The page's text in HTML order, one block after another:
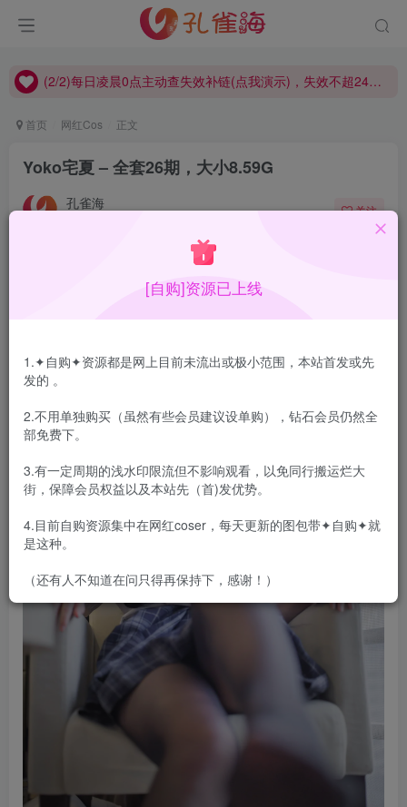
(2/2)每日凌晨0点主动查失效补链(点我演示)，失效不超24小时，
(2/2)每日凌晨0点主动查失效补链(点我演示)，失效不超24小时，
首页 网红Cos 正文
Yoko宅夏 – 全套26期，大小8.59G
孔雀海 关注
合集目录在预览图下面
[自购]资源已上线
1.✦自购✦资源都是网上目前未流出或极小范围，本站首发或先
发的 。
2.不用单独购买（虽然有些会员建议设单购），钻石会员仍然全
部免费下。
3.有一定周期的浅水印限流但不影响观看，以免同行搬运烂大
街，保障会员权益以及本站先（首)发优势。
4.目前自购资源集中在网红coser，每天更新的图包带✦自购✦就
是这种。
（还有人不知道在问只得再保持下，感谢！）